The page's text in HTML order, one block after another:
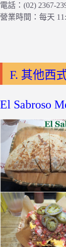
電話：(02) 2367-
營業時間：每天
F. 其他西
El Sabroso